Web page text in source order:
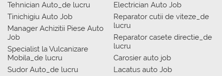
Tehnician Auto_de lucru
Tinichigiu Auto Job
Manager Achizitii Piese Auto
Job
Specialist la Vulcanizare
Mobila_de lucru
Sudor Auto_de lucru
Electrician Auto Job
Reparator cutii de viteze_de
lucru
Reparator casete directie_de
lucru
Carosier auto job
Lacatus auto Job